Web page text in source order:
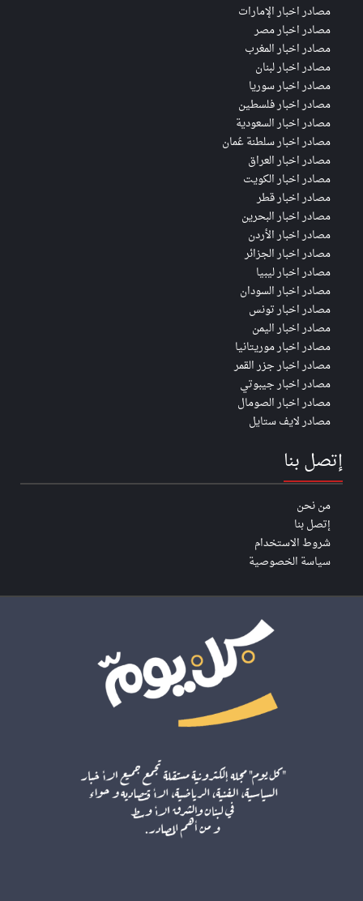
مصادر اخبار الإمارات
مصادر اخبار مصر
مصادر اخبار المغرب
مصادر اخبار لبنان
مصادر اخبار سوريا
مصادر اخبار فلسطين
مصادر اخبار السعودية
مصادر اخبار سلطنة عُمان
مصادر اخبار العراق
مصادر اخبار الكويت
مصادر اخبار قطر
مصادر اخبار البحرين
مصادر اخبار الأردن
مصادر اخبار الجزائر
مصادر اخبار ليبيا
مصادر اخبار السودان
مصادر اخبار تونس
مصادر اخبار اليمن
مصادر اخبار موريتانيا
مصادر اخبار جزر القمر
مصادر اخبار جيبوتي
مصادر اخبار الصومال
مصادر لايف ستايل
إتصل بنا
من نحن
إتصل بنا
شروط الاستخدام
سياسة الخصوصية